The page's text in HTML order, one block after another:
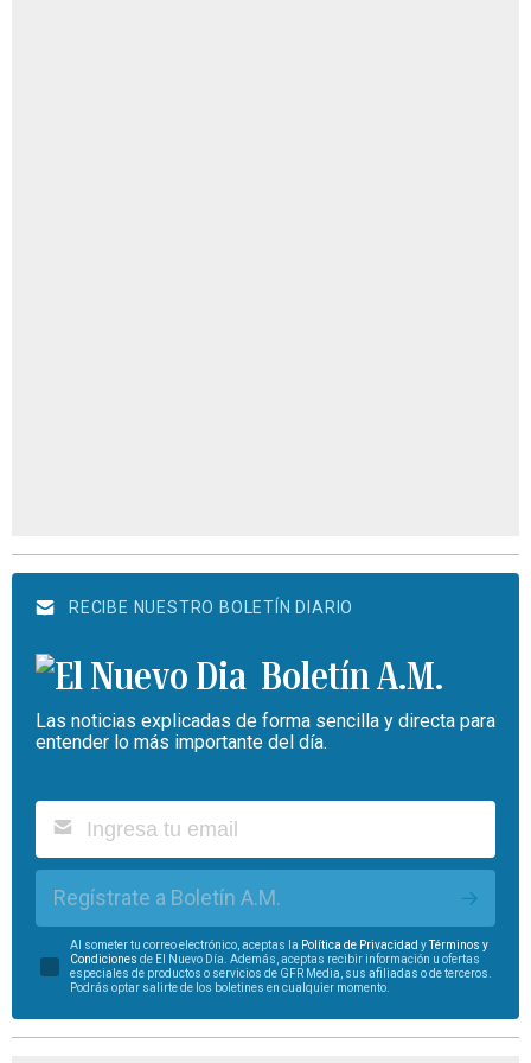
RECIBE NUESTRO BOLETÍN DIARIO
Boletín A.M.
Las noticias explicadas de forma sencilla y directa para
entender lo más importante del día.
Regístrate a Boletín A.M.
Al someter tu correo electrónico, aceptas la Política de Privacidad yTérminos y
Condiciones de El Nuevo Día. Además, aceptas recibir información u ofertas
especiales de productos o servicios de GFR Media, sus afiliadas o de terceros.
Podrás optar salirte de los boletines en cualquier momento.